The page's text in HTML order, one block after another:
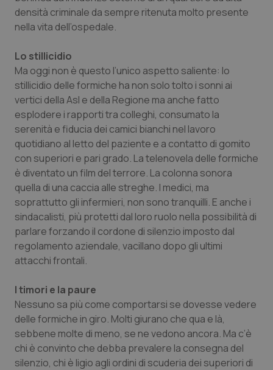
densità criminale da sempre ritenuta molto presente
nella vita dell’ospedale.
Lo stillicidio
Ma oggi non è questo l’unico aspetto saliente: lo
stillicidio delle formiche ha non solo tolto i sonni ai
vertici della Asl e della Regione ma anche fatto
esplodere i rapporti tra colleghi, consumato la
serenità e fiducia dei camici bianchi nel lavoro
quotidiano al letto del paziente e a contatto di gomito
con superiori e pari grado. La telenovela delle formiche
è diventato un film del terrore. La colonna sonora
quella di una caccia alle streghe. I medici, ma
soprattutto gli infermieri, non sono tranquilli. E anche i
sindacalisti, più protetti dal loro ruolo nella possibilità di
parlare forzando il cordone di silenzio imposto dal
regolamento aziendale, vacillano dopo gli ultimi
attacchi frontali.
I timori e la paure
Nessuno sa più come comportarsi se dovesse vedere
delle formiche in giro. Molti giurano che qua e là,
sebbene molte di meno, se ne vedono ancora. Ma c’è
chi è convinto che debba prevalere la consegna del
silenzio, chi è ligio agli ordini di scuderia dei superiori di